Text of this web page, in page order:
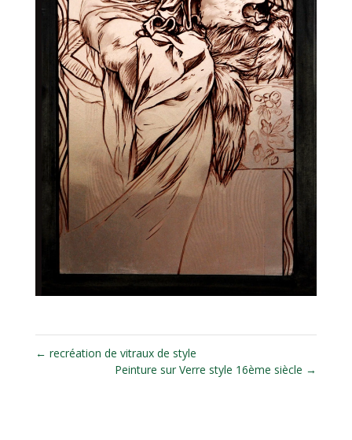
← recréation de vitraux de style
Peinture sur Verre style 16ème siècle →